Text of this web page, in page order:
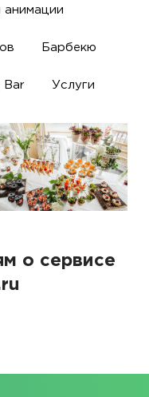
анимации
Барбекю
Bar Услуги
о сервисе